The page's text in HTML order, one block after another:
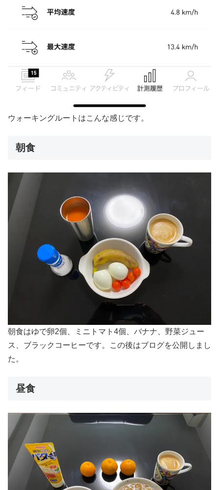
ウォーキングルートはこんな感じです。
朝食
朝食はゆで卵2個、ミニトマト4個、バナナ、野菜ジュー
ス、ブラックコーヒーです。この後はブログを公開しまし
た。
昼食